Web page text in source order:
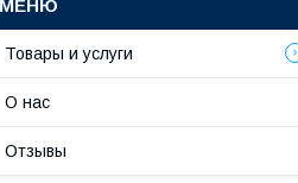
Товары и услуги
О нас
Отзывы